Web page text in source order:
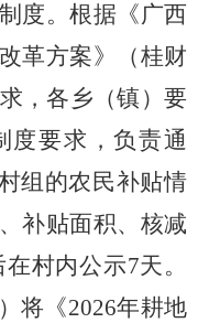
度。 根据《广西
革方案》
（桂财
，各 乡 （镇）要
度要求，负责通
组的农民补贴情
补贴面积、核减
在村内公示7天。
将《2026年耕地